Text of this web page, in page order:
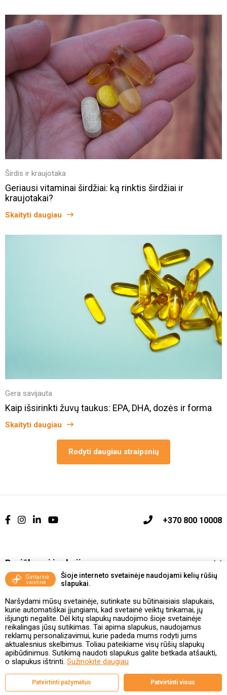
Šioje interneto svetainėje naudojami kelių rūšių
slapukai.
Naršydami mūsų svetainėje, sutinkate su būtinaisiais slapukais,
kurie automatiškai įjungiami, kad svetainė veiktų tinkamai, jų
išjungti negalite. Dėl kitų slapukų naudojimo šioje svetainėje
reikalingas jūsų sutikimas. Tai apima slapukus, naudojamus
reklamų personalizavimui, kurie padeda mums rodyti jums
aktualesnius skelbimus. Toliau pateikiame visų rūšių slapukų
apibūdinimus. Sutikimą naudoti slapukus galite betkada atšaukti,
o slapukus ištrinti. Sužinokite daugiau
Patvirtinti pažymėtus Patvirtinti visus
Širdis ir kraujotaka
Geriausi vitaminai širdžiai: ką rinktis širdžiai ir
kraujotakai?
Skaityti daugiau
Gera savijauta
Kaip išsirinkti žuvų taukus: EPA, DHA, dozės ir forma
Skaityti daugiau
Rodyti daugiau straipsnių
+370 800 10008
Pasiūlymai ir akcijos
Vakcinavimo tvarka ir taisyklės
Kontaktai ir Karjera
Taisyklės ir politika
Valstybinė vaistų kontrolės tarnyba
prie Lietuvos Respublikos sveikatos apsaugos ministerijos
Studentų g. 45A, 08107 Vilnius | +370 5 263 9264